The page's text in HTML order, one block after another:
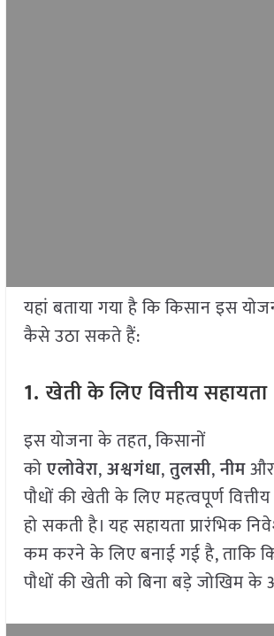
यहां बताया गया है कि किसान इस
कैसे उठा सकते हैं:
1.खेती के लिए वित्तीय सहायता
इस योजना के तहत, किसानों
कोएलोवेरा,अश्वगंधा,तुलसी,नीमऔर
पौधों की खेती के लिए महत्वपूर्ण वित्तीय
हो सकती है। यह सहायता प्रारंभिक
कम करने के लिए बनाई गई है, ताकि
पौधों की खेती को बिना बड़े जोखिम के